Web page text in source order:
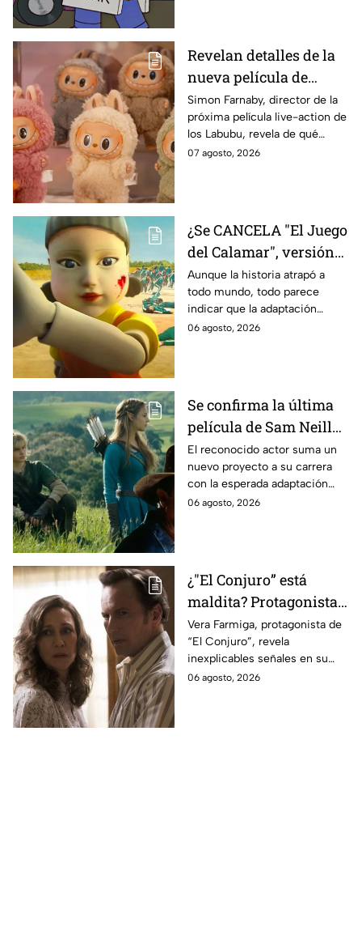
Revelan detalles de la
nueva película de
Labubu: de qué tratará
y cuándo se estrena
Simon Farnaby, director de la
próxima película live-action de
los Labubu, revela de qué
tratará la cinta. Aquí te
07 agosto, 2026
¿Se CANCELA "El Juego
del Calamar", versión
Estados Unidos? Esto
es lo que se sabe al
momento
Aunque la historia atrapó a
todo mundo, todo parece
indicar que la adaptación
podría ser cancelada:
06 agosto, 2026
Se confirma la última
película de Sam Neill
antes de morir: esto es
lo que se sabe hasta
ahora
El reconocido actor suma un
nuevo proyecto a su carrera
con la esperada adaptación
cinematográfica del popular
06 agosto, 2026
¿"El Conjuro” está
maldita? Protagonista
revela INQUIETANTES
señales en su cuerpo
durante la grabación de
la película
Vera Farmiga, protagonista de
“El Conjuro”, revela
inexplicables señales en su
cuerpo durante el rodaje de la
06 agosto, 2026